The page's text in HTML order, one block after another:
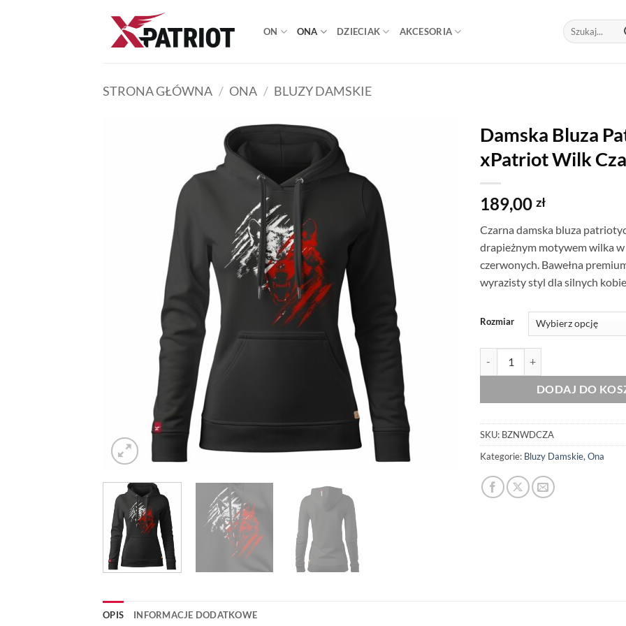
ON ONA DZIECIAK AKCESORIA
Szukaj:
STRONA GŁÓWNA / ONA / BLUZY DAMSKIE
Damska Bluza
xPatriot Wilk
189,00 zł
Czarna damska bluza
drapieżnym motywem wilka w
czerwonych. Bawełna
wyrazisty styl dla silnych
Rozmiar
DODAJ DO
SKU: BZNWDCZA
Kategorie: Bluzy Damskie, Ona
OPIS INFORMACJE DODATKOWE